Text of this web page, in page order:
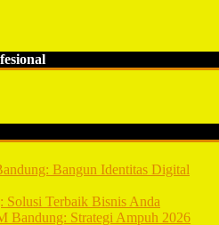
Bangun Identitas Digital
Solusi Terbaik Bisnis Anda
Bandung: Strategi Ampuh 2026